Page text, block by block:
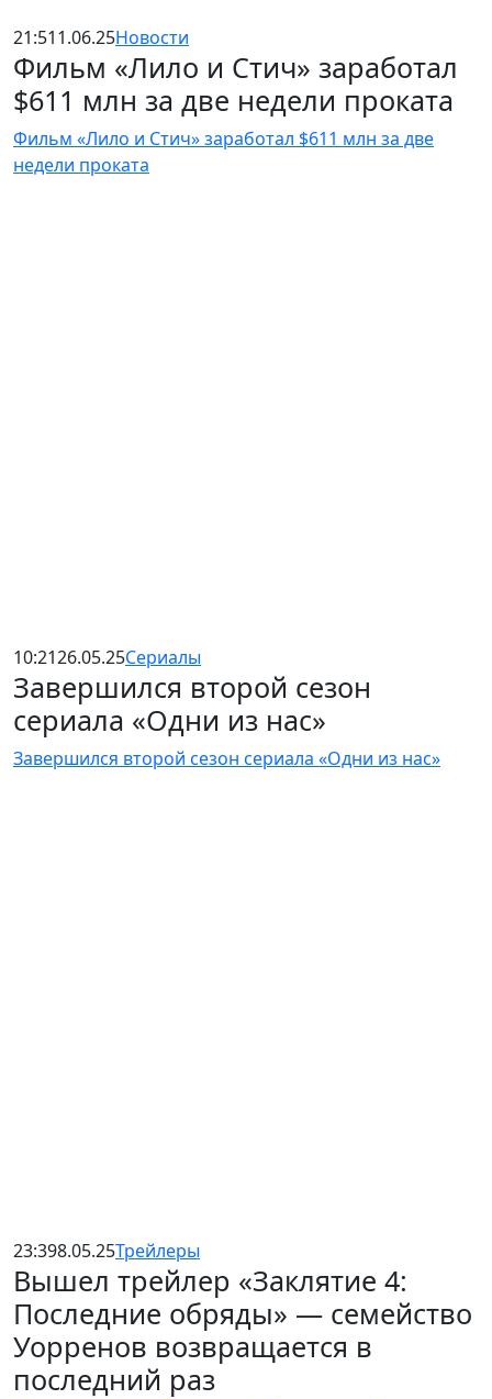
21:511.06.25Новости
Фильм «Лило и Стич» заработал
$611 млн за две недели проката
Фильм «Лило и Стич» заработал $611 млн за две
недели проката
10:2126.05.25Сериалы
Завершился второй сезон
сериала «Одни из нас»
Завершился второй сезон сериала «Одни из нас»
23:398.05.25Трейлеры
Вышел трейлер «Заклятие 4:
Последние обряды» — семейство
Уорренов возвращается в
последний раз